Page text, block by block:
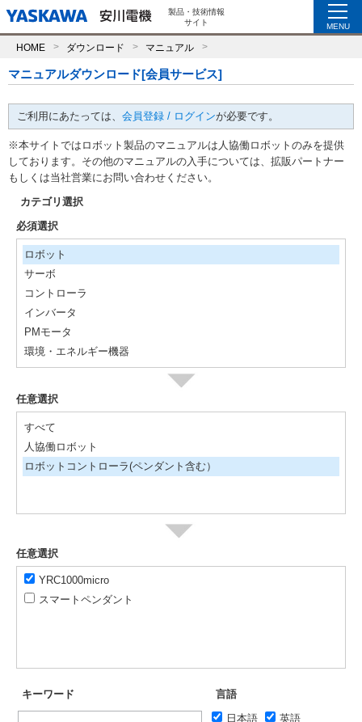
製品・技術情報
サイト
MENU
HOME ダウンロード マニュアル
マニュアルダウンロード[会員サービス]
ご利用にあたっては、 会員登録 / ログインが必要です。
※本サイトではロボット製品のマニュアルは人協働ロボットのみを提供
しております。その他のマニュアルの入手については、拡販パートナー
もしくは当社営業にお問い合わせください。
カテゴリ選択
必須選択
ロボット
サーボ
コントローラ
インバータ
PMモータ
環境・エネルギー機器
任意選択
すべて
人協働ロボット
ロボットコントローラ(ペンダント含む）
任意選択
YRC1000micro
スマートペンダント
キーワード
言語
日本語
英語